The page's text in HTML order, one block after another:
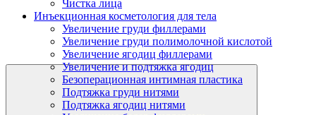
Чистка лица
Инъекционная косметология для тела
Увеличение груди филлерами
Увеличение груди полимолочной кислотой
Увеличение ягодиц филлерами
Увеличение и подтяжка ягодиц
Безоперационная интимная пластика
Подтяжка груди нитями
Подтяжка ягодиц нитями